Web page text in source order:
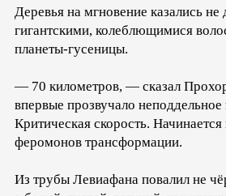
Деревья на мгновение казались не
гигантскими, колеблющимися
планеты-гусеницы.
— 70 километров, — сказал
впервые прозвучало
Критическая скорость.
феромонов трансформации.
Из трубы Левиафана повалил не